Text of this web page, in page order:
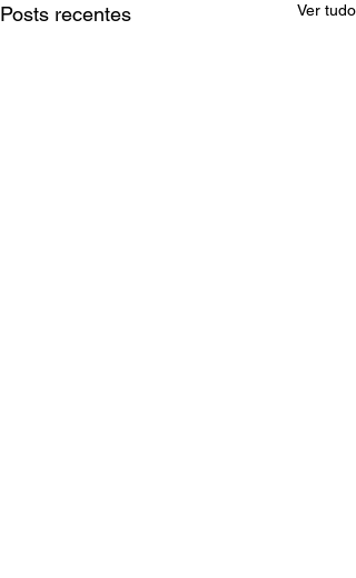
Posts recentes Ver tudo